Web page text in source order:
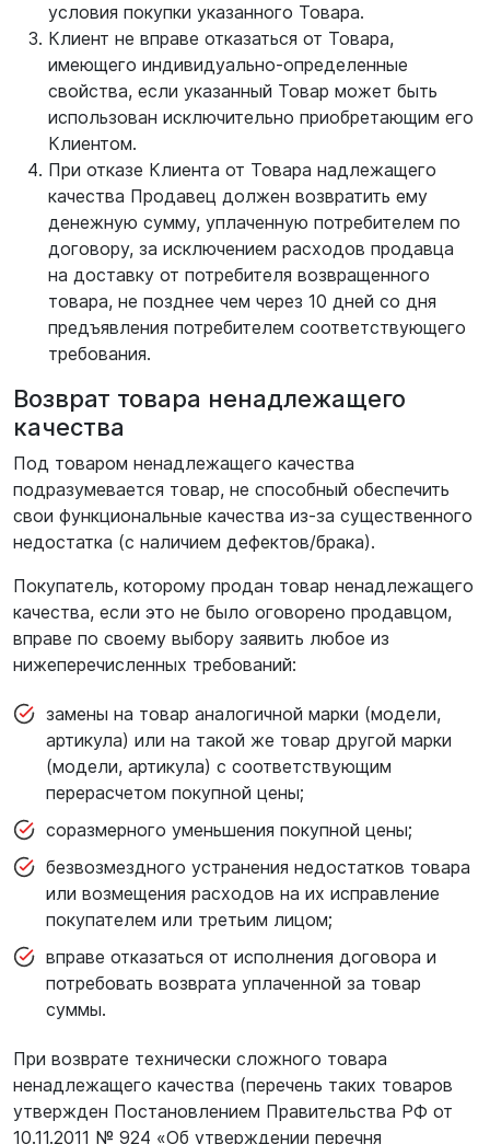
условия покупки указанного Товара.
Клиент не вправе отказаться от Товара,
имеющего индивидуально-определенные
свойства, если указанный Товар может быть
использован исключительно приобретающим его
Клиентом.
При отказе Клиента от Товара надлежащего
качества Продавец должен возвратить ему
денежную сумму, уплаченную потребителем по
договору, за исключением расходов продавца
на доставку от потребителя возвращенного
товара, не позднее чем через 10 дней со дня
предъявления потребителем соответствующего
требования.
Возврат товара ненадлежащего
качества
Под товаром ненадлежащего качества
подразумевается товар, не способный обеспечить
свои функциональные качества из-за существенного
недостатка (с наличием дефектов/брака).
Покупатель, которому продан товар ненадлежащего
качества, если это не было оговорено продавцом,
вправе по своему выбору заявить любое из
нижеперечисленных требований:
замены на товар аналогичной марки (модели,
артикула) или на такой же товар другой марки
(модели, артикула) с соответствующим
перерасчетом покупной цены;
соразмерного уменьшения покупной цены;
безвозмездного устранения недостатков товара
или возмещения расходов на их исправление
покупателем или третьим лицом;
вправе отказаться от исполнения договора и
потребовать возврата уплаченной за товар
суммы.
При возврате технически сложного товара
ненадлежащего качества (перечень таких товаров
утвержден Постановлением Правительства РФ от
10.11.2011 № 924 «Об утверждении перечня